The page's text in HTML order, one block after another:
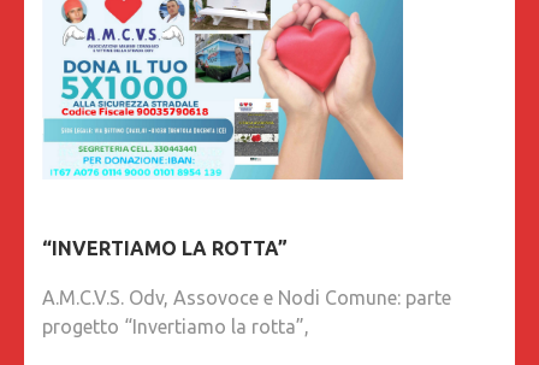
“INVERTIAMO LA ROTTA”
A.M.C.V.S. Odv, Assovoce e Nodi Comune: parte
progetto “Invertiamo la rotta”,